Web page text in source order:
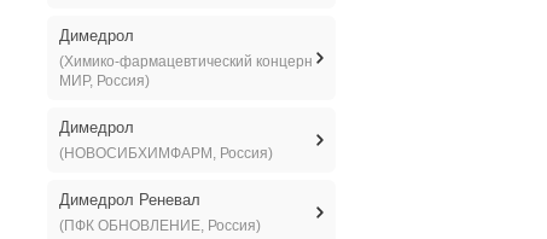
Димедрол
(Химико-фармацевтический концерн
МИР, Россия)
Димедрол
(НОВОСИБХИМФАРМ, Россия)
Димедрол Реневал
(ПФК ОБНОВЛЕНИЕ, Россия)